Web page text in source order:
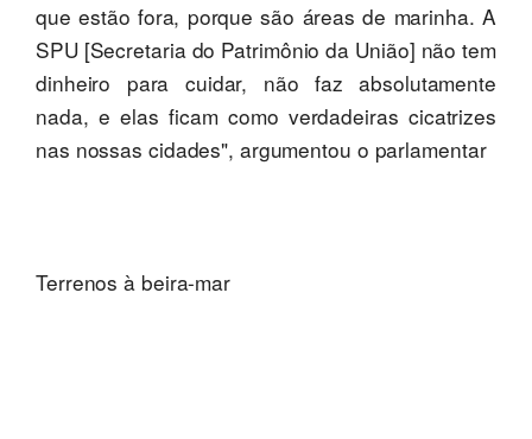
que estão fora, porque são áreas de marinha. A
SPU [Secretaria do Patrimônio da União] não tem
dinheiro para cuidar, não faz absolutamente
nada, e elas ficam como verdadeiras cicatrizes
nas nossas cidades", argumentou o parlamentar
Terrenos à beira-mar